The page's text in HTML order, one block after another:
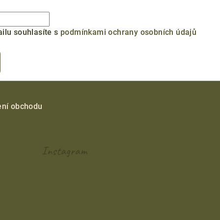
souhlasíte s podmínkami ochrany osobních údajů
obchodu
Instagram